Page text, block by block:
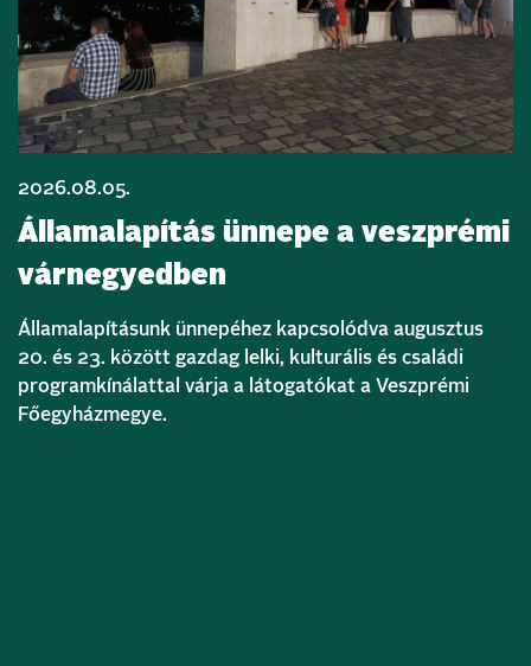
2026.08.05.
Államalapítás ünnepe a veszprémi
várnegyedben
Államalapításunk ünnepéhez kapcsolódva augusztus
20. és 23. között gazdag lelki, kulturális és családi
programkínálattal várja a látogatókat a Veszprémi
Főegyházmegye.